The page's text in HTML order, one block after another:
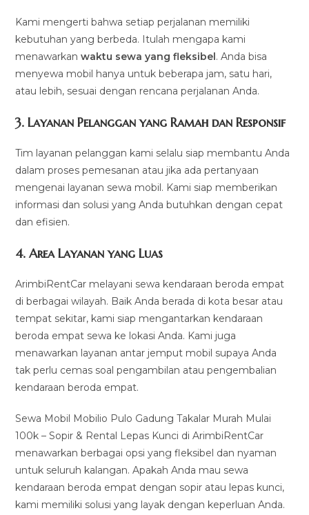
Kami mengerti bahwa setiap perjalanan memiliki
kebutuhan yang berbeda. Itulah mengapa kami
menawarkanwaktu sewa yang fleksibel. Anda bisa
menyewa mobil hanya untuk beberapa jam, satu hari,
atau lebih, sesuai dengan rencana perjalanan Anda.
3.Layanan Pelanggan yang Ramah dan Responsif
Tim layanan pelanggan kami selalu siap membantu Anda
dalam proses pemesanan atau jika ada pertanyaan
mengenai layanan sewa mobil. Kami siap memberikan
informasi dan solusi yang Anda butuhkan dengan cepat
dan efisien.
4.Area Layanan yang Luas
ArimbiRentCar melayani sewa kendaraan beroda empat
di berbagai wilayah. Baik Anda berada di kota besar atau
tempat sekitar, kami siap mengantarkan kendaraan
beroda empat sewa ke lokasi Anda. Kami juga
menawarkan layanan antar jemput mobil supaya Anda
tak perlu cemas soal pengambilan atau pengembalian
kendaraan beroda empat.
Sewa Mobil Mobilio Pulo Gadung Takalar Murah Mulai
100k – Sopir & Rental Lepas Kunci di ArimbiRentCar
menawarkan berbagai opsi yang fleksibel dan nyaman
untuk seluruh kalangan. Apakah Anda mau sewa
kendaraan beroda empat dengan sopir atau lepas kunci,
kami memiliki solusi yang layak dengan keperluan Anda.